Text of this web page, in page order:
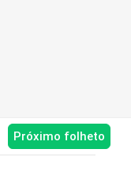
Próximo folheto